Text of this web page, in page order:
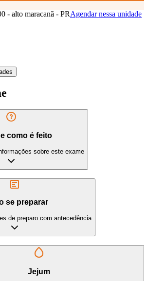
- alto maracanã - PRAgendar nessa unidade
como é feito
sobre este exame
se preparar
de preparo com antecedência
Jejum